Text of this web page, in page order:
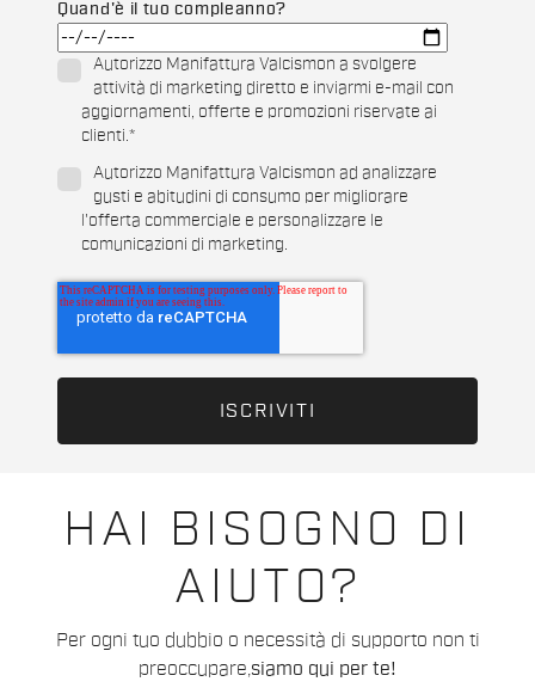
HAI BISOGNO DI
AIUTO?
Per ogni tuo dubbio o necessità di supporto non ti
preoccupare,siamo qui per te!
Quand'è il tuo compleanno?
Autorizzo Manifattura Valcismon a svolgere
attività di marketing diretto e inviarmi e-mail con
aggiornamenti, offerte e promozioni riservate ai
clienti.*
Autorizzo Manifattura Valcismon ad analizzare
gusti e abitudini di consumo per migliorare
l'offerta commerciale e personalizzare le
comunicazioni di marketing.